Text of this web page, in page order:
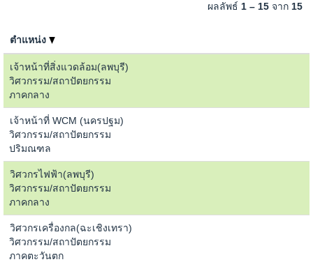
ผลลัพธ์ 1 – 15 จาก 15
ตำแหน่ง
เจ้าหน้าที่สิ่งแวดล้อม(ลพบุรี)
วิศวกรรม/สถาปัตยกรรม
ภาคกลาง
เจ้าหน้าที่ WCM (นครปฐม)
วิศวกรรม/สถาปัตยกรรม
ปริมณฑล
วิศวกรไฟฟ้า(ลพบุรี)
วิศวกรรม/สถาปัตยกรรม
ภาคกลาง
วิศวกรเครื่องกล(ฉะเชิงเทรา)
วิศวกรรม/สถาปัตยกรรม
ภาคตะวันตก